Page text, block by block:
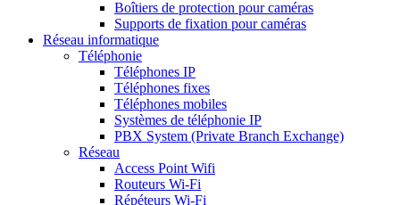
Boîtiers de protection pour caméras
Supports de fixation pour caméras
Réseau informatique
Téléphonie
Téléphones IP
Téléphones fixes
Téléphones mobiles
Systèmes de téléphonie IP
PBX System (Private Branch Exchange)
Réseau
Access Point Wifi
Routeurs Wi-Fi
Répéteurs Wi-Fi